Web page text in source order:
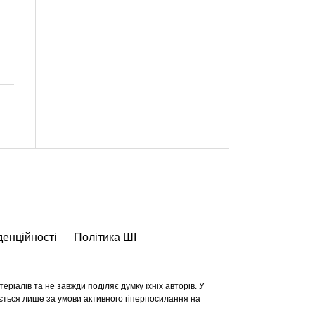
Політика ШІ
та не завжди поділяє думку їхніх авторів. У
лише за умови активного гіперпосилання на